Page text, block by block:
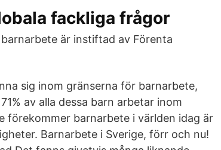
fackliga frågor
är instiftad av Förenta
sig inom gränserna för barnarbete,
av alla dessa barn arbetar inom
barnarbete i världen idag är
Barnarbete i Sverige, förr och nu!